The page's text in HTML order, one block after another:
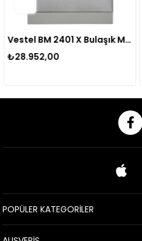
Vestel BM 2401 X Bulaşık Makinesi 20265627
₺28.952,00
POPÜLER KATEGORİLER